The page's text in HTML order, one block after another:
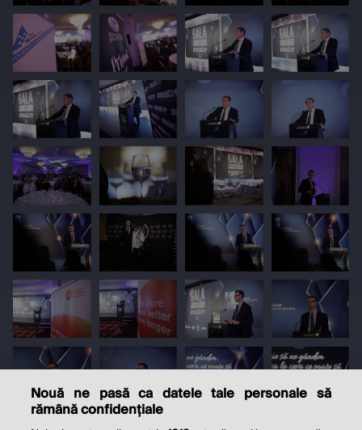
Nouă ne pasă ca datele tale personale să
rămână confidențiale